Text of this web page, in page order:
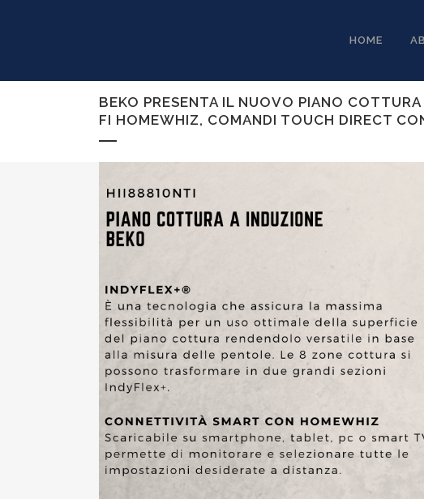
HOME
BEKO PRESENTA IL NUOVO PIANO
FI HOMEWHIZ, COMANDI TOUCH DIRECT